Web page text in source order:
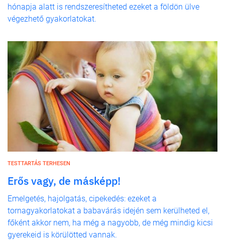
hónapja alatt is rendszeresítheted ezeket a földön ülve
végezhető gyakorlatokat.
TESTTARTÁS TERHESEN
Erős vagy, de másképp!
Emelgetés, hajolgatás, cipekedés: ezeket a
tornagyakorlatokat a babavárás idején sem kerülheted el,
főként akkor nem, ha még a nagyobb, de még mindig kicsi
gyerekeid is körülötted vannak.